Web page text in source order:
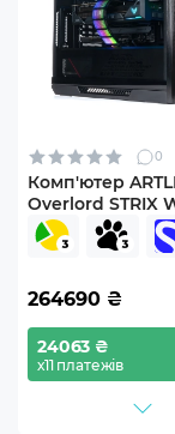
0
Комп'ютер
Overlord STRIX
11 Pro
264690 ₴
24063 ₴
х11 платежів